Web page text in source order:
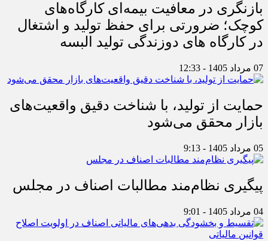
بازنگری در معافیت بیمه‌ای کارگاه‌های
کوچک؛ ضرورتی برای حفظ تولید و اشتغال
در کارگاه های دوزندگی تولید البسه
07 مرداد 1405 - 12:33
حمایت از تولید، با شناخت دقیق واقعیت‌های
بازار محقق می‌شود
05 مرداد 1405 - 9:13
پیگیری نظام‌مند مطالبات اصناف در مجلس
04 مرداد 1405 - 9:01